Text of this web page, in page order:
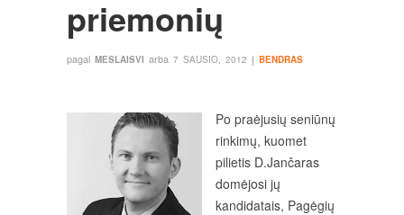
priemonių
pagal MESLAISVI arba 7 SAUSIO, 2012 į BENDRAS
Po praėjusių seniūnų
rinkimų, kuomet
pilietis D.Jančaras
domėjosi jų
kandidatais, Pagėgių